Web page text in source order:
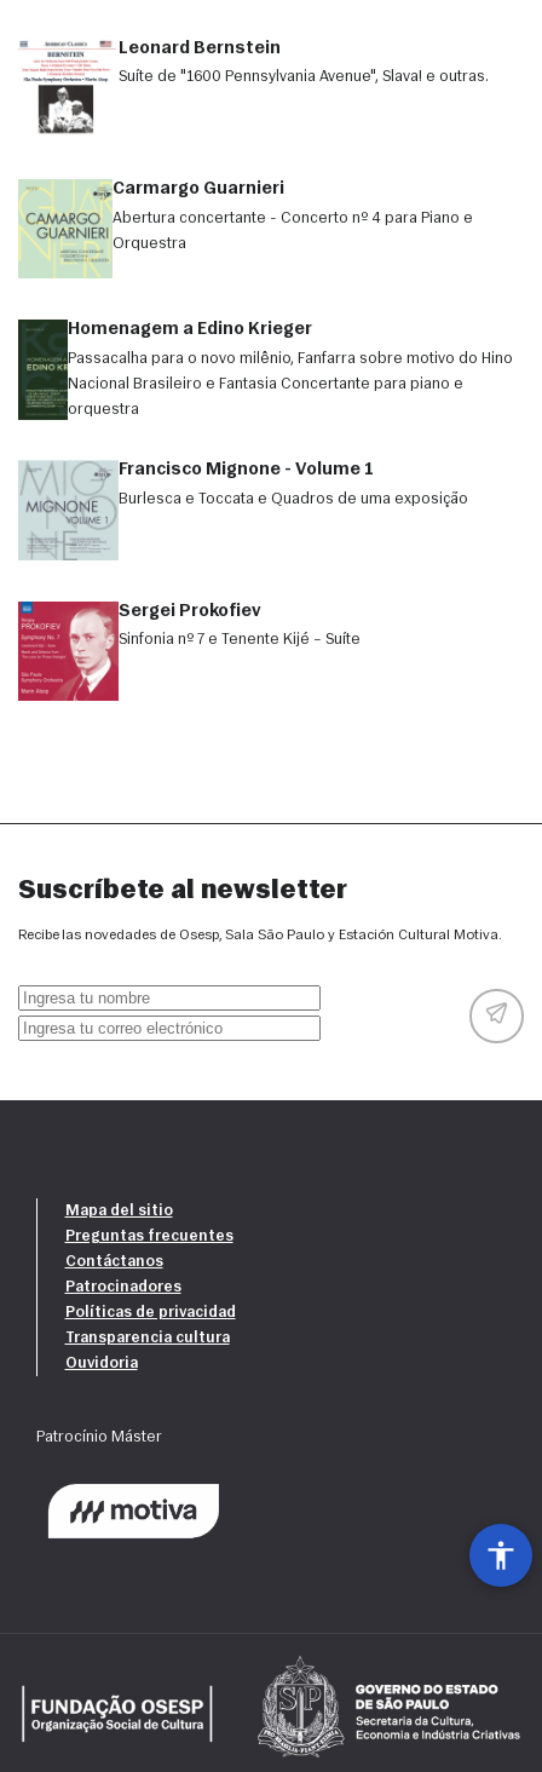
Leonard Bernstein
Suíte de "1600 Pennsylvania Avenue", Slava! e outras.
Carmargo Guarnieri
Abertura concertante - Concerto nº 4 para Piano e
Orquestra
Homenagem a Edino Krieger
Passacalha para o novo milênio, Fanfarra sobre motivo do Hino
Nacional Brasileiro e Fantasia Concertante para piano e
orquestra
Francisco Mignone - Volume 1
Burlesca e Toccata e Quadros de uma exposição
Sergei Prokofiev
Sinfonia nº 7 e Tenente Kijé – Suíte
Suscríbete al newsletter
Recibe las novedades de Osesp, Sala São Paulo y Estación Cultural Motiva.
Mapa del sitio
Preguntas frecuentes
Contáctanos
Patrocinadores
Políticas de privacidad
Transparencia cultura
Ouvidoria
Patrocínio Máster